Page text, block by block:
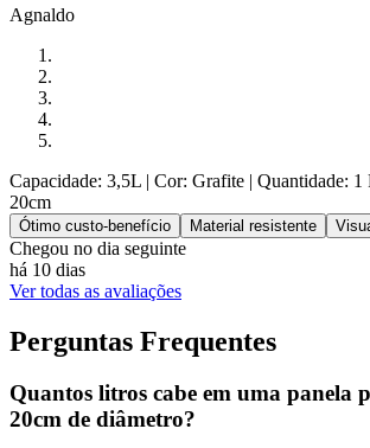
Agnaldo
Capacidade: 3,5L | Cor: Grafite | Quantidade: 1
20cm
Ótimo custo-benefício Material resistente
Chegou no dia seguinte
há 10 dias
Ver todas as avaliações
Perguntas Frequentes
Quantos litros cabe em uma panela
20cm de diâmetro?